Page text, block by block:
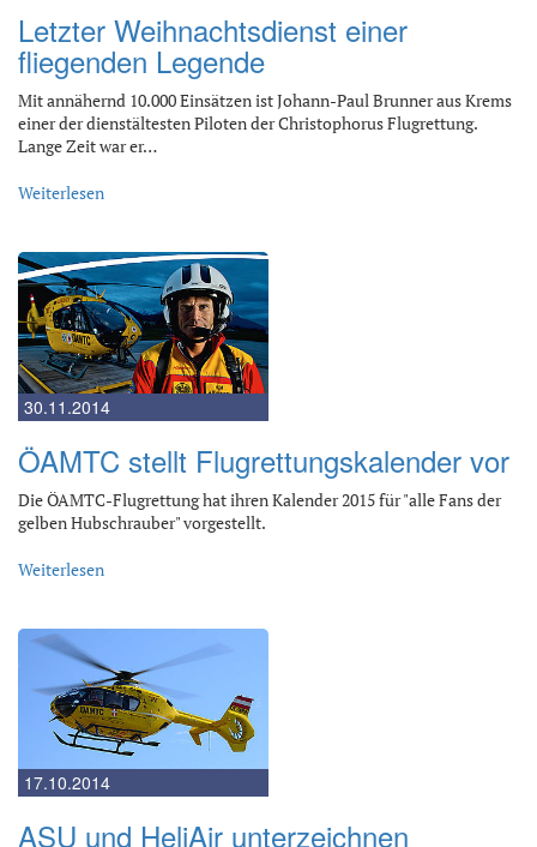
Letzter Weihnachtsdienst einer
fliegenden Legende
Mit annähernd 10.000 Einsätzen ist Johann-Paul Brunner aus Krems
einer der dienstältesten Piloten der Christophorus Flugrettung.
Lange Zeit war er…
Weiterlesen
30.11.2014
ÖAMTC stellt Flugrettungskalender vor
Die ÖAMTC-Flugrettung hat ihren Kalender 2015 für "alle Fans der
gelben Hubschrauber" vorgestellt.
Weiterlesen
17.10.2014
ASU und HeliAir unterzeichnen